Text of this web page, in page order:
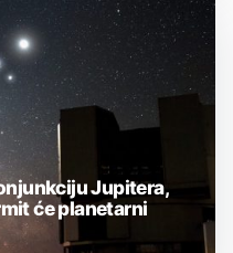
Jupitera,
će planetarni